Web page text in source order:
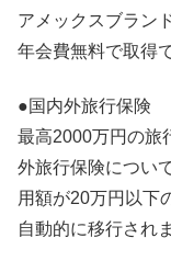
アメックスブラン
年会費無料で取得
●国内外旅行保険
最高2000万円の旅
外旅行保険につい
用額が20万円以下
自動的に移行され